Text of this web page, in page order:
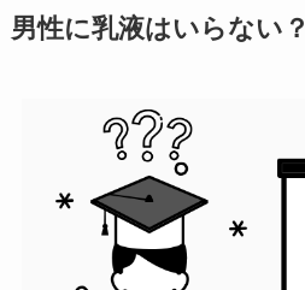
男性に乳液はいらない？